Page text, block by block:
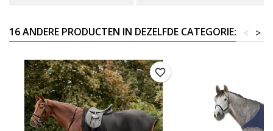
16 ANDERE PRODUCTEN IN DEZELFDE CATEGORIE: >
<
favorite_border